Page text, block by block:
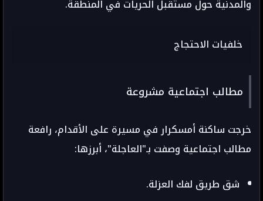
والمدنية حول مستقبل الحريات في المنطقة.
خلفيات الاحتجاج
مطالب اجتماعية مشروعة
خرجت ساكنة أمسكرار في مسيرة على الأقدام، رافعة
مطالب اجتماعية وصفت بـ"العاجلة"، أبرزها:
شق طريق لفك العزلة.